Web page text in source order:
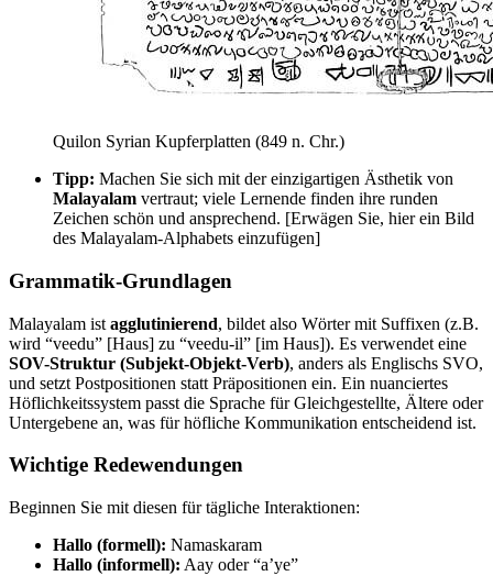
Quilon Syrian Kupferplatten (849 n. Chr.)
Tipp: Machen Sie sich mit der einzigartigen Ästhetik von
Malayalam vertraut; viele Lernende finden ihre runden
Zeichen schön und ansprechend. [Erwägen Sie, hier ein Bild
des Malayalam-Alphabets einzufügen]
Grammatik-Grundlagen
Malayalam ist agglutinierend, bildet also Wörter mit Suffixen (z.B.
wird “veedu” [Haus] zu “veedu-il” [im Haus]). Es verwendet eine
SOV-Struktur (Subjekt-Objekt-Verb), anders als Englischs SVO,
und setzt Postpositionen statt Präpositionen ein. Ein nuanciertes
Höflichkeitssystem passt die Sprache für Gleichgestellte, Ältere oder
Untergebene an, was für höfliche Kommunikation entscheidend ist.
Wichtige Redewendungen
Beginnen Sie mit diesen für tägliche Interaktionen:
Hallo (formell): Namaskaram
Hallo (informell): Aay oder “a’ye”